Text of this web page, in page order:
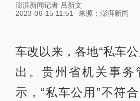
澎湃新闻记者 吕新文
2023-06-15 11:51
来源： 澎湃新闻
车改以来，各地“私车
出。贵州省机关事务
示，“私车公用”不符